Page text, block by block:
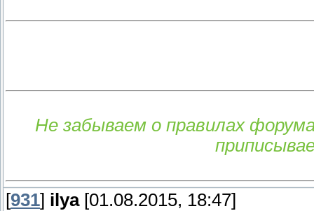
Не забываем о правилах
[931] ilya[01.08.2015, 18:47]